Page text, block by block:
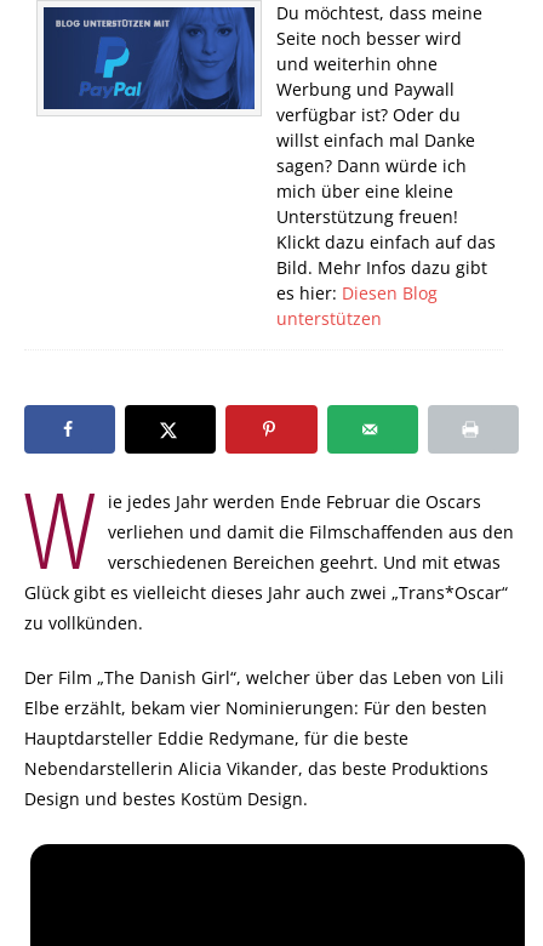
Du möchtest, dass meine
Seite noch besser wird
und weiterhin ohne
Werbung und Paywall
verfügbar ist? Oder du
willst einfach mal Danke
sagen? Dann würde ich
mich über eine kleine
Unterstützung freuen!
Klickt dazu einfach auf das
Bild. Mehr Infos dazu gibt
es hier: Diesen Blog
unterstützen
W
ie jedes Jahr werden Ende Februar die Oscars
verliehen und damit die Filmschaffenden aus den
verschiedenen Bereichen geehrt. Und mit etwas
Glück gibt es vielleicht dieses Jahr auch zwei „Trans*Oscar“
zu vollkünden.
Der Film „The Danish Girl“, welcher über das Leben von Lili
Elbe erzählt, bekam vier Nominierungen: Für den besten
Hauptdarsteller Eddie Redymane, für die beste
Nebendarstellerin Alicia Vikander, das beste Produktions
Design und bestes Kostüm Design.